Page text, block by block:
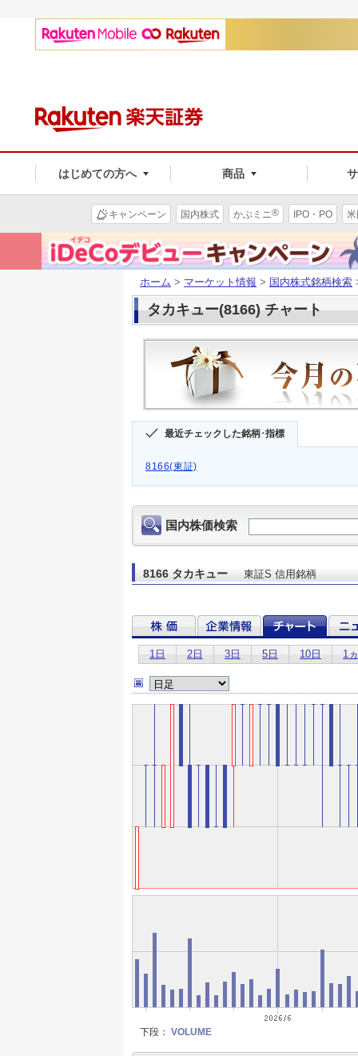
はじめての方へ 商品
キャンペーン 国内株式 かぶミニ® IPO・PO
ホーム > マーケット情報 > 国内株式銘柄検索
タカキュー(8166) チャート
最近チェックした銘柄･指標
8166(東証)